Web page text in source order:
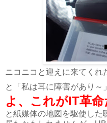
ニコニコと迎えに来てくれ
と「私は耳に障害があり～
よ、これがIT革命
と紙媒体の地図を駆使し